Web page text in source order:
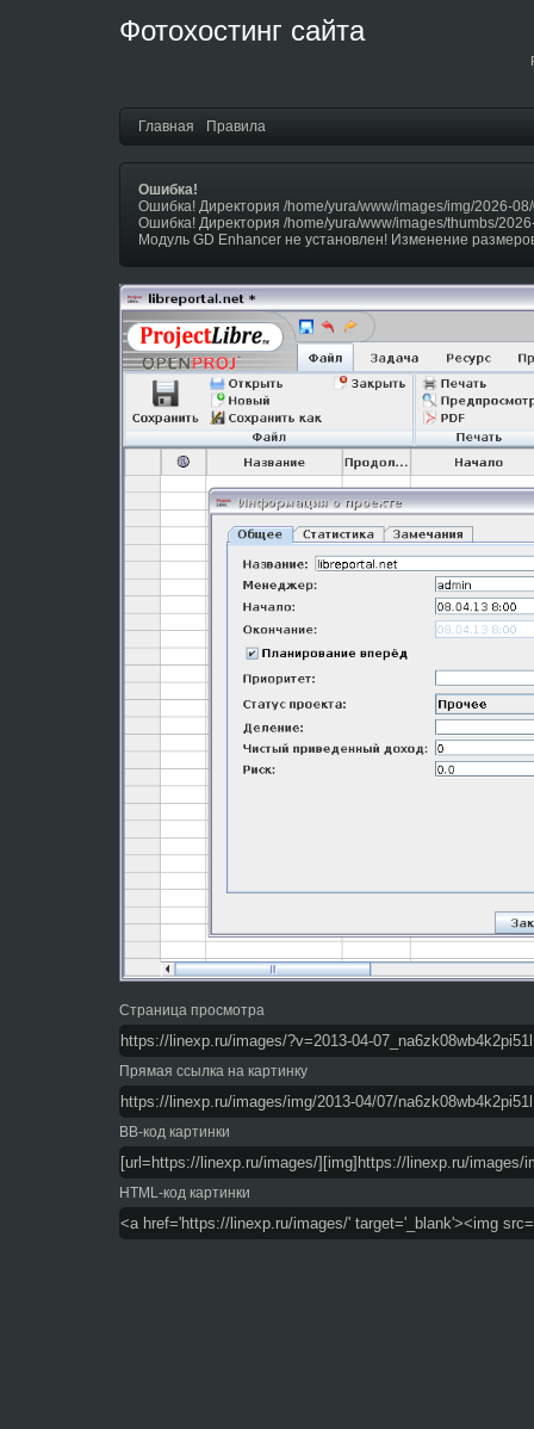
Фотохостинг сайта
Главная Правила
Ошибка!
Ошибка! Директория /home/yura/www/images/img/2026-
Ошибка! Директория /home/yura/www/images/thumbs/
Модуль GD Enhancer не установлен! Изменение
Страница просмотра
Прямая ссылка на картинку
BB-код картинки
HTML-код картинки